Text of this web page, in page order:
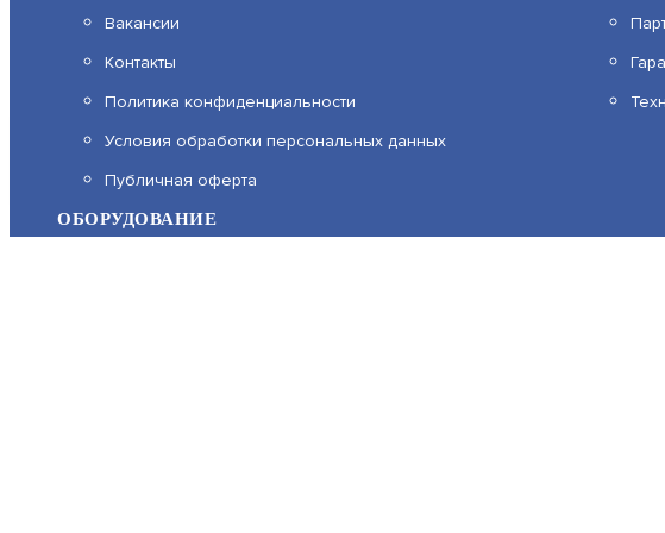
На нашем сайте используются cookie–файлы, в том числе сервисов
2 700
Вакансии
Контакты
Политика конфиденциальности
Условия обработки персональных данных
Публичная оферта
ОБОРУДОВАНИЕ